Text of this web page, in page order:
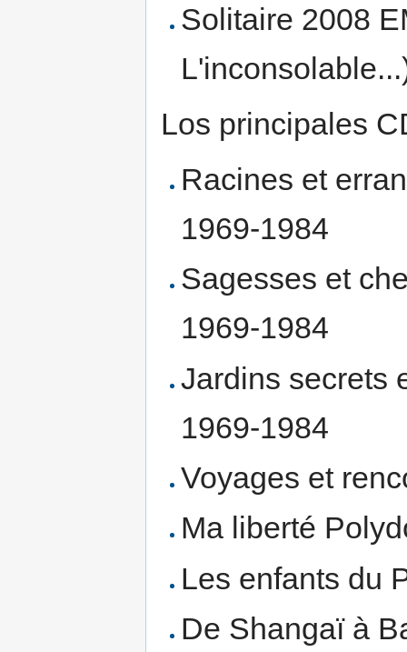
Solitaire 2008
Los principales
Racines et
1969-1984
Sagesses et
1969-1984
Jardins secrets
1969-1984
Voyages et
Ma liberté
Les enfants du
De Shangaï à